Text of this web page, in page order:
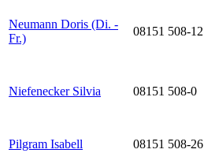
Neumann Doris (Di. -
Fr.)
08151 508-12
Niefenecker Silvia 08151 508-0
Pilgram Isabell 08151 508-26